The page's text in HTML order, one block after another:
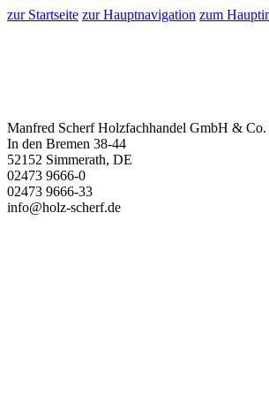
zur Startseite zur Hauptnavigation zum
Manfred Scherf Holzfachhandel GmbH &
In den Bremen 38-44
52152 Simmerath, DE
02473 9666-0
02473 9666-33
info@holz-scherf.de